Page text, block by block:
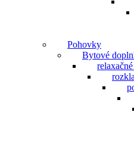
Pohovky
Bytové